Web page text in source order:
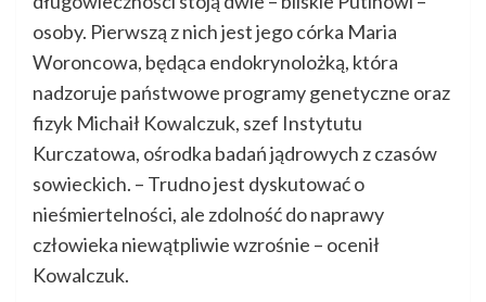
osoby. Pierwszą z nich jest jego córka Maria
Woroncowa, będąca endokrynolożką, która
nadzoruje państwowe programy genetyczne oraz
fizyk Michaił Kowalczuk, szef Instytutu
Kurczatowa, ośrodka badań jądrowych z czasów
sowieckich. – Trudno jest dyskutować o
nieśmiertelności, ale zdolność do naprawy
człowieka niewątpliwie wzrośnie – ocenił
Kowalczuk.